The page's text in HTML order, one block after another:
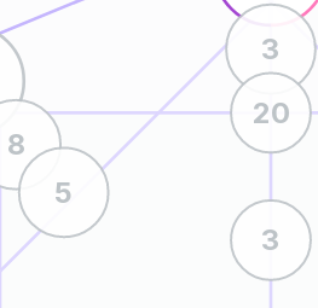
3
20
3
8
5